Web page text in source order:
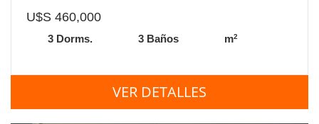
U$S 460,000
3 Dorms. 3 Baños m2
VER DETALLES